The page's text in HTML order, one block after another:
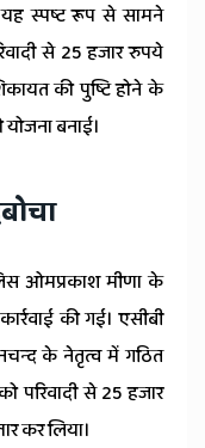
यह स्पष्ट रूप से सामने
से 25 हजार रुपये
की पुष्टि होने के
बनाई।
ओमप्रकाश मीणा के
की गई। एसीबी
के नेतृत्व में गठित
परिवादी से 25 हजार
कर लिया।